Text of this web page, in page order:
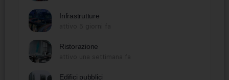
Infrastrutture
Ristorazione
Edifici pubblici